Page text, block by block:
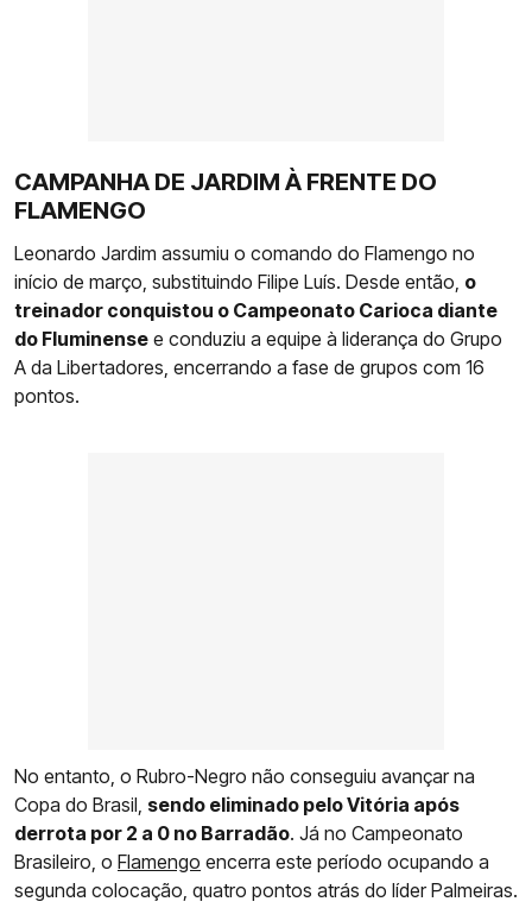
CAMPANHA DE JARDIM À FRENTE DO
FLAMENGO
Leonardo Jardim assumiu o comando do Flamengo no
início de março, substituindo Filipe Luís. Desde então, o
treinador conquistou o Campeonato Carioca diante
do Fluminense e conduziu a equipe à liderança do Grupo
A da Libertadores, encerrando a fase de grupos com 16
pontos.
No entanto, o Rubro-Negro não conseguiu avançar na
Copa do Brasil, sendo eliminado pelo Vitória após
derrota por 2 a 0 no Barradão. Já no Campeonato
Brasileiro, o Flamengo encerra este período ocupando a
segunda colocação, quatro pontos atrás do líder Palmeiras.